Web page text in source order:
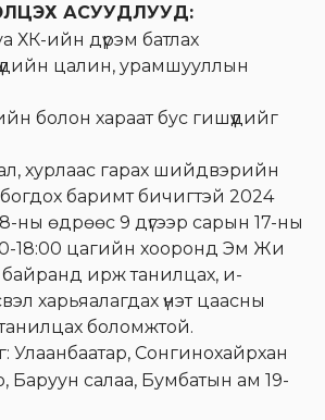
АСУУДЛУУД:
ХК-ийн дүрэм батлах
цалин, урамшууллын
болон хараат бус гишүүдийг
хурлаас гарах шийдвэрийн
баримт бичигтэй 2024
ны өдрөөс 9 дүгээр сарын 17-ны
18:00 цагийн хооронд Эм Жи
ирж танилцах, и-
харьяалагдах үнэт цаасны
боломжтой.
Улаанбаатар, Сонгинохайрхан
Баруун салаа, Бумбатын ам 19-